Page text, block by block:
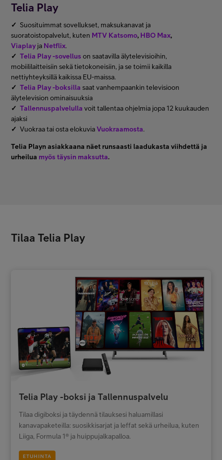
Telia Play
✓ Suosituimmat sovellukset, maksukanavat ja
suoratoistopalvelut, kuten MTV Katsomo, HBO Max,
Viaplay ja Netflix.
✓ Telia Play -sovellus on saatavilla älytelevisioihin,
mobiililaitteisiin sekä tietokoneisiin, ja se toimii kaikilla
nettiyhteyksillä kaikissa EU-maissa.
✓ Telia Play -boksilla saat vanhempaankin televisioon
älytelevision ominaisuuksia
✓ Tallennuspalvelulla voit tallentaa ohjelmia jopa 12 kuukauden
ajaksi
✓ Vuokraa tai osta elokuviaVuokraamosta.
Telia Playn asiakkaana näet runsaasti laadukasta viihdettä ja
urheilua myös täysin maksutta.
Tilaa Telia Play
Telia Play -boksi ja Tallennuspalvelu
Tilaa digiboksi ja täydennä tilauksesi haluamillasi
kanavapaketeilla: suosikkisarjat ja leffat sekä urheilua, kuten
Liiga, Formula 1® ja huippujalkapalloa.
ETUHINTA